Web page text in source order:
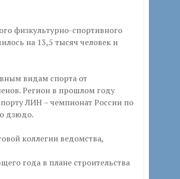
физкультурно-спортивного
на 13,5 тысяч человек и
видам спорта от
Регион в прошлом году
ЛИН – чемпионат России по
дзюдо.
коллегии ведомства,
года в плане строительства